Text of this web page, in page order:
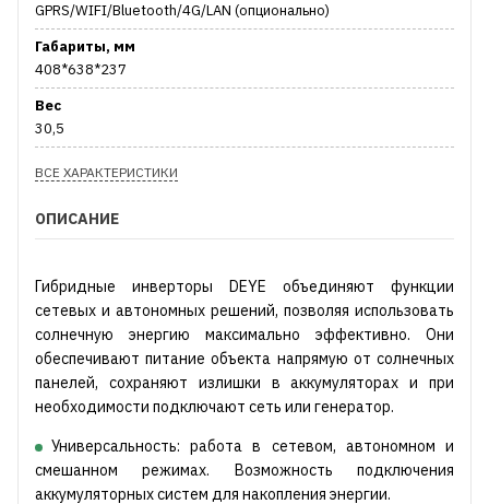
GPRS/WIFI/Bluetooth/4G/LAN (опционально)
Габариты, мм
408*638*237
Вес
30,5
ВСЕ ХАРАКТЕРИСТИКИ
ОПИСАНИЕ
Гибридные инверторы DEYE объединяют функции
сетевых и автономных решений, позволяя использовать
солнечную энергию максимально эффективно. Они
обеспечивают питание объекта напрямую от солнечных
панелей, сохраняют излишки в аккумуляторах и при
необходимости подключают сеть или генератор.
Универсальность: работа в сетевом, автономном и
смешанном режимах. Возможность подключения
аккумуляторных систем для накопления энергии.